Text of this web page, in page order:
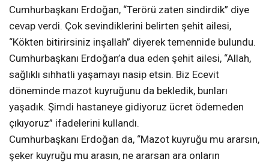
Cumhurbaşkanı Erdoğan, “Terörü zaten sindirdik” diye
cevap verdi. Çok sevindiklerini belirten şehit ailesi,
“Kökten bitirirsiniz inşallah” diyerek temennide bulundu.
Cumhurbaşkanı Erdoğan’a dua eden şehit ailesi, “Allah,
sağlıklı sıhhatli yaşamayı nasip etsin. Biz Ecevit
döneminde mazot kuyruğunu da bekledik, bunları
yaşadık. Şimdi hastaneye gidiyoruz ücret ödemeden
çıkıyoruz” ifadelerini kullandı.
Cumhurbaşkanı Erdoğan da, “Mazot kuyruğu mu ararsın,
şeker kuyruğu mu arasın, ne ararsan ara onların